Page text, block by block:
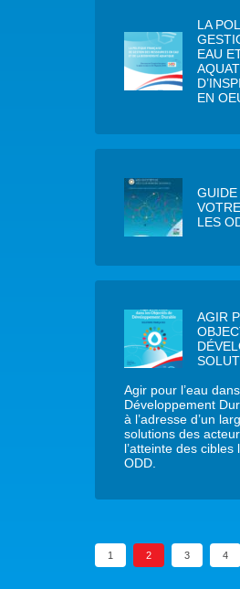
LA
EAU
EN
LES
AGIR
Agir pour l’eau
Développement
à l’adresse d’un
solutions des
l’atteinte des cibles
ODD.
1 2 3 4